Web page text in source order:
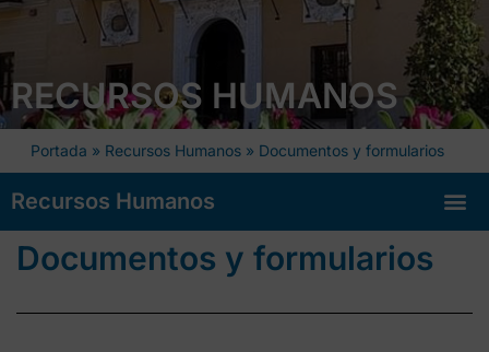
RECURSOS HUMANOS
Portada » Recursos Humanos » Documentos y formularios
Recursos Humanos
Documentos y formularios